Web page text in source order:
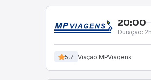
20:00
Duração:
5,7 Viação MPViagens